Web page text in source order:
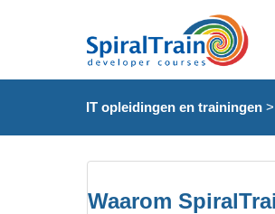
IT opleidingen en trainingen>
Waarom